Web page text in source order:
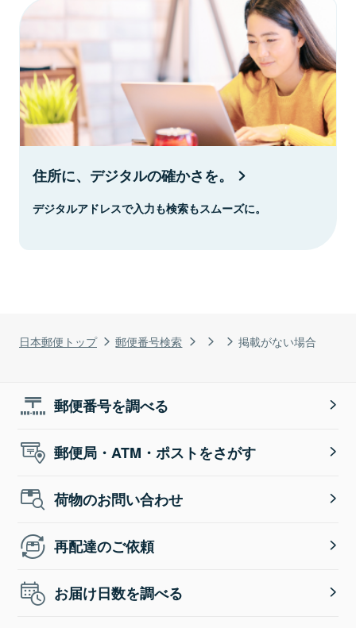
日本郵便トップ 郵便番号検索 掲載がない場合
住所に、デジタルの確かさを。
デジタルアドレスで入力も検索もスムーズに。
郵便番号を調べる
郵便局・ATM・ポストをさがす
荷物のお問い合わせ
再配達のご依頼
お届け日数を調べる